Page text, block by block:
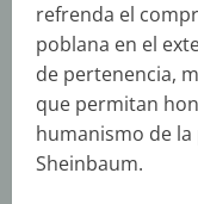
refrenda el
poblana en el
de pertenencia,
que permitan
humanismo de la
Sheinbaum.